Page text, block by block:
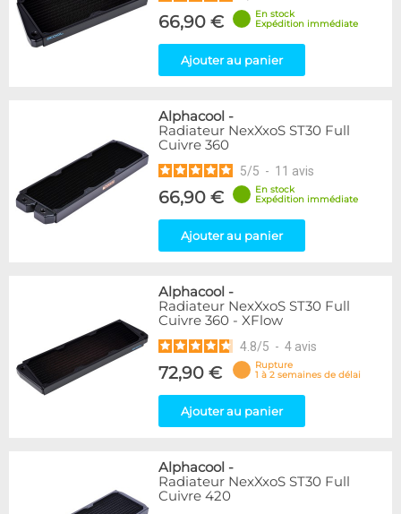
66,90 €
En stock
Expédition immédiate
Ajouter au panier
Alphacool -
Radiateur NexXxoS ST30 Full
Cuivre 360
5/5 - 11 avis
66,90 €
En stock
Expédition immédiate
Ajouter au panier
Alphacool -
Radiateur NexXxoS ST30 Full
Cuivre 360 - XFlow
4.8/5 - 4 avis
72,90 €
Rupture
1 à 2 semaines de délai
Ajouter au panier
Alphacool -
Radiateur NexXxoS ST30 Full
Cuivre 420